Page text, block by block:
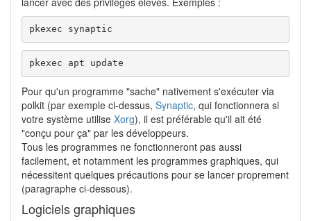
pkexec synaptic
pkexec apt update
Pour qu'un programme "sache" nativement s'exécuter via
polkit (par exemple ci-dessus, Synaptic, qui fonctionnera si
votre système utilise Xorg), il est préférable qu'il ait été
"conçu pour ça" par les développeurs.
Tous les programmes ne fonctionneront pas aussi
facilement, et notamment les programmes graphiques, qui
nécessitent quelques précautions pour se lancer proprement
(paragraphe ci-dessous).
Logiciels graphiques